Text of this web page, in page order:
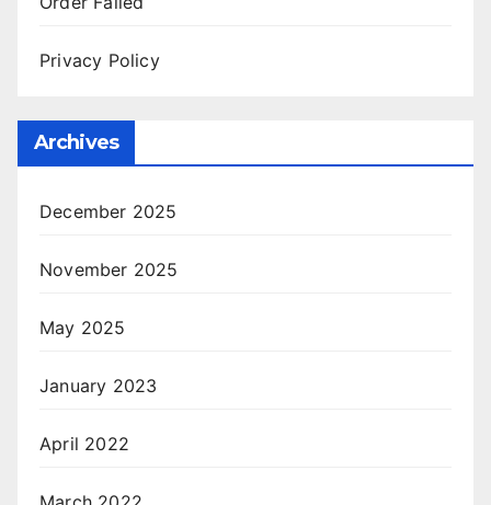
Privacy Policy
Archives
December 2025
November 2025
May 2025
January 2023
April 2022